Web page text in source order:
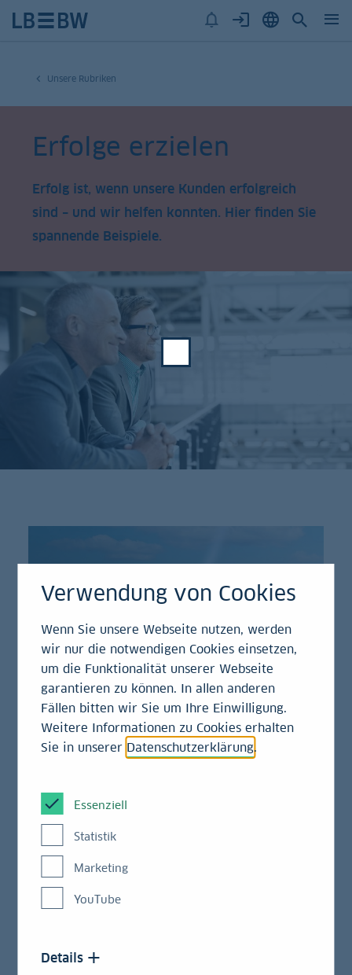
Unsere Rubriken
Erfolge erzielen
Erfolg ist, wenn unsere Kunden erfolgreich
sind – und wir helfen konnten. Hier finden Sie
spannende Beispiele.
Erfolge erzielen
LBBW finanziert
Leuchtturm-Windpark in
Der Windpark soll rund 20 Prozent des
jährlichen Strombedarfs der Mercedes‑Benz-
Verwendung von Cookies
Wenn Sie unsere Webseite nutzen, werden
wir nur die notwendigen Cookies einsetzen,
um die Funktionalität unserer Webseite
garantieren zu können. In allen anderen
Fällen bitten wir Sie um Ihre Einwilligung.
Weitere Informationen zu Cookies erhalten
Sie in unserer Datenschutzerklärung.
Essenziell
Statistik
Marketing
YouTube
Details